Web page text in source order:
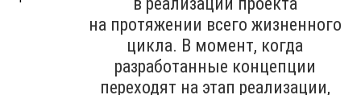
на протяжении всего жизненного
цикла. В момент, когда
разработанные концепции
переходят на этап реализации,